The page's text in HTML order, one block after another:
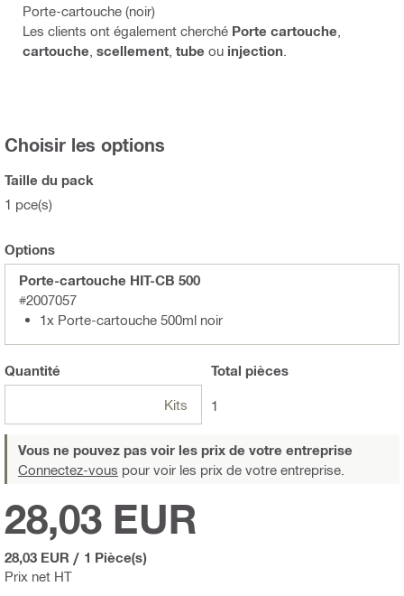
Porte-cartouche (noir)
Les clients ont également cherché Porte cartouche
cartouche scellement tube ou injection
Choisir les options
Taille du pack
1 pce(s)
Options
Porte-cartouche HIT-CB 500
#2007057
1x Porte-cartouche 500ml noir
Quantité
Kits
Total pièces
1
Vous ne pouvez pas voir les prix de votre entreprise
Connectez-vous pour voir les prix de votre entreprise.
Prix net HT
28,03 EUR
28,03 EUR / 1 Pièce(s)